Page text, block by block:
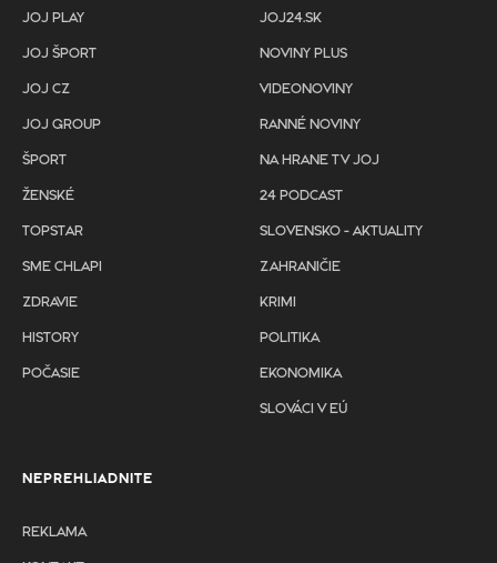
JOJ PLAY
JOJ ŠPORT
JOJ CZ
JOJ GROUP
ŠPORT
ŽENSKÉ
TOPSTAR
SME CHLAPI
ZDRAVIE
HISTORY
POČASIE
JOJ24.SK
NOVINY PLUS
VIDEONOVINY
RANNÉ NOVINY
NA HRANE TV JOJ
24 PODCAST
SLOVENSKO - AKTUALITY
ZAHRANIČIE
KRIMI
POLITIKA
EKONOMIKA
SLOVÁCI V EÚ
NEPREHLIADNITE
REKLAMA